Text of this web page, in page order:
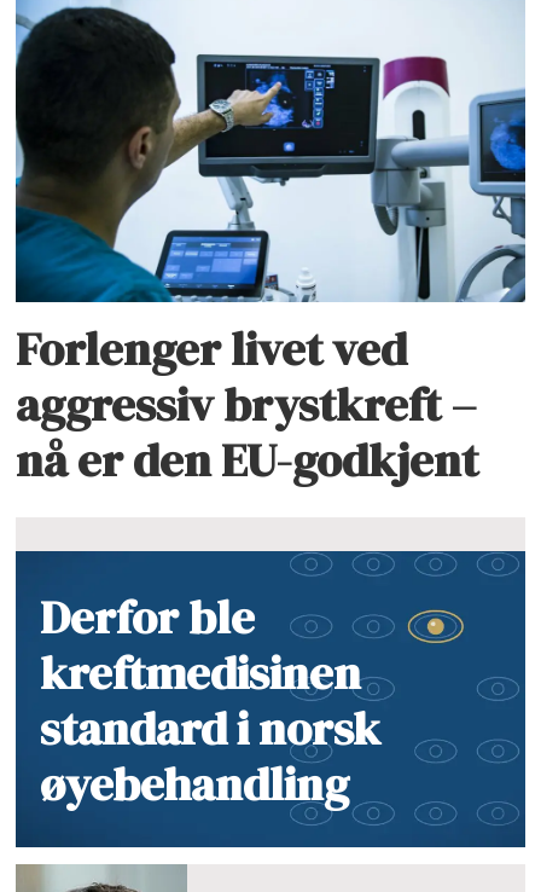
Forlenger livet ved
aggressiv brystkreft –
nå er den EU-godkjent
Derfor ble
kreftmedisinen
standard i norsk
øyebehandling